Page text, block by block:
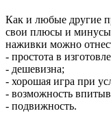
Как и любые другие
свои плюсы и
наживки можно
- простота в
- дешевизна;
- хорошая игра при
- возможность
- подвижность.